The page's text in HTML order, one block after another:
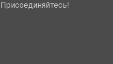
Присоединяйтесь!